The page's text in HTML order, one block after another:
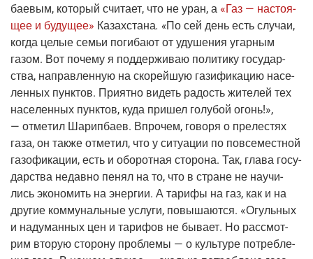
ба­е­вым, кото­рый счи­та­ет, что не уран, а «Газ — насто­я­
щее и буду­щее» Казах­ста­на. «По сей день есть слу­чаи,
когда целые семьи поги­ба­ют от уду­ше­ния угар­ным
газом. Вот поче­му я под­дер­жи­ваю поли­ти­ку госу­дар­
ства, направ­лен­ную на ско­рей­шую гази­фи­ка­цию насе­
лен­ных пунк­тов. При­ят­но видеть радость жите­лей тех
насе­лен­ных пунк­тов, куда при­шел голу­бой огонь!»,
— отме­тил Шари­п­ба­ев. Впро­чем, гово­ря о пре­ле­стях
газа, он так­же отме­тил, что у ситу­а­ции по повсе­мест­ной
газо­фи­ка­ции, есть и обо­рот­ная сто­ро­на. Так, гла­ва госу­
дар­ства недав­но пенял на то, что в стране не научи­
лись эко­но­мить на энер­гии. А тари­фы на газ, как и на
дру­гие ком­му­наль­ные услу­ги, повы­ша­ют­ся. «Огуль­ных
и наду­ман­ных цен и тари­фов не быва­ет. Но рас­смот­
рим вто­рую сто­ро­ну про­бле­мы — о куль­ту­ре потреб­ле­